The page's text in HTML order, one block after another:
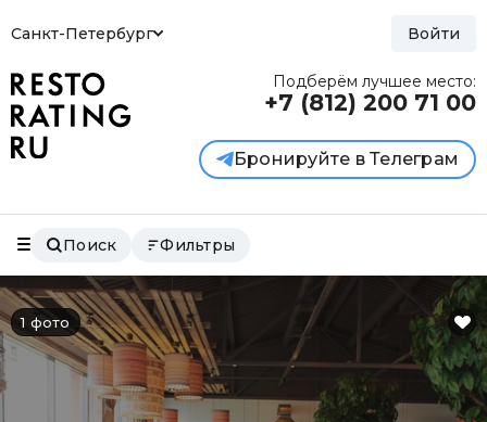
Санкт-Петербург Войти
Подберём лучшее место:
+7 (812) 200 71 00
Бронируйте в Телеграм
Поиск Фильтры
1 фото